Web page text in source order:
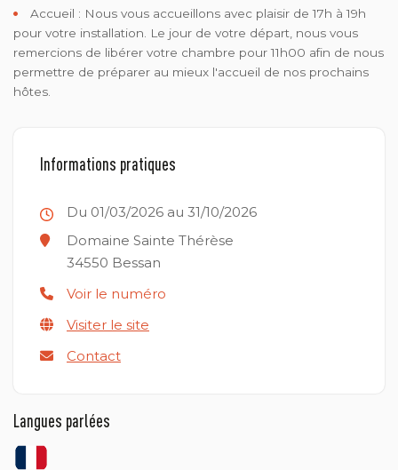
Accueil : Nous vous accueillons avec plaisir de 17h à 19h
pour votre installation. Le jour de votre départ, nous vous
remercions de libérer votre chambre pour 11h00 afin de nous
permettre de préparer au mieux l'accueil de nos prochains
hôtes.
Informations pratiques
Du 01/03/2026 au 31/10/2026
Domaine Sainte Thérèse
34550 Bessan
Voir le numéro
Visiter le site
Contact
Langues parlées